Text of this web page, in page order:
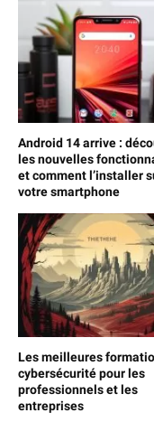
Android 14 arrive :
les nouvelles
et comment l’installer
votre smartphone
Les meilleures
cybersécurité pour les
professionnels et les
entreprises